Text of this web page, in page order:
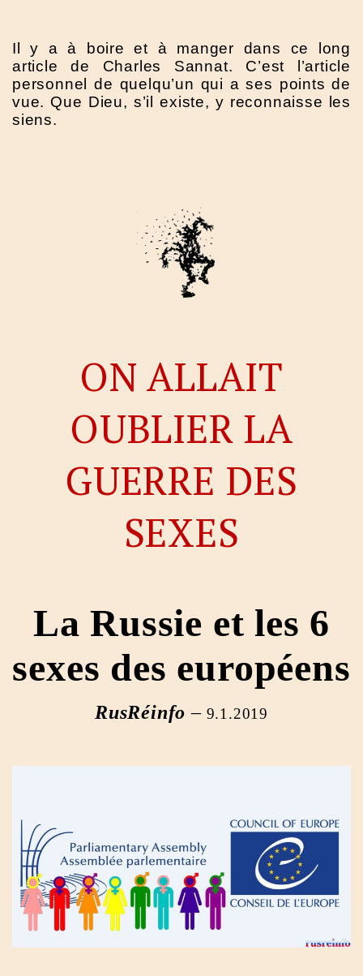
Il y a à boire et à manger dans ce long
article de Charles Sannat. C’est l’article
personnel de quelqu’un qui a ses points de
vue. Que Dieu, s’il existe, y reconnaisse les
siens.
ON ALLAIT
OUBLIER LA
GUERRE DES
SEXES
La Russie et les 6
sexes des européens
RusRéinfo –9.1.2019